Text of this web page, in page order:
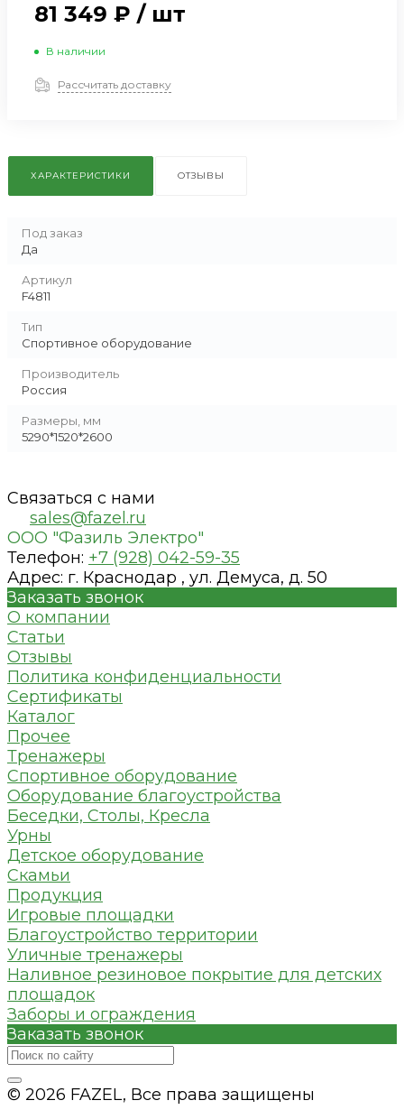
81 349 ₽ / шт
В наличии
Рассчитать доставку
ХАРАКТЕРИСТИКИ ОТЗЫВЫ
Под заказ
Да
Артикул
F4811
Тип
Спортивное оборудование
Производитель
Россия
Размеры, мм
5290*1520*2600
Связаться с нами
sales@fazel.ru
ООО "Фазиль Электро"
Телефон: +7 (928) 042-59-35
Адрес: г. Краснодар , ул. Демуса, д. 50
Заказать звонок
О компании
Статьи
Отзывы
Политика конфиденциальности
Сертификаты
Каталог
Прочее
Тренажеры
Спортивное оборудование
Оборудование благоустройства
Беседки, Столы, Кресла
Урны
Детское оборудование
Скамьи
Продукция
Игровые площадки
Благоустройство территории
Уличные тренажеры
Наливное резиновое покрытие для детских
площадок
Заборы и ограждения
Заказать звонок
© 2026 FAZEL, Все права защищены